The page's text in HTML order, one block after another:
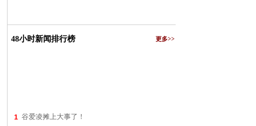
48小时新闻排行榜 更多>>
1 谷爱凌摊上大事了！